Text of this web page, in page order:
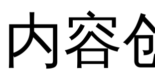
内容